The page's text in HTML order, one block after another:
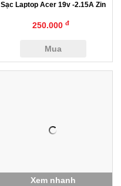
Sạc Laptop Acer 19v -2.15A Zin
250.000đ
Mua
Xem nhanh